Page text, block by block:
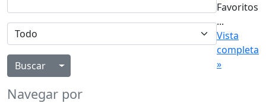
Alternar menú desplegable
Favoritos
...
Vista
completa
»
Navegar por